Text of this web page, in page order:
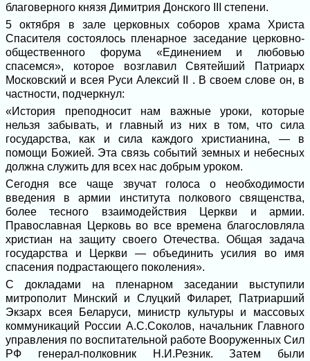
благоверного князя Димитрия Донского III степени.
5 октября в зале церковных соборов храма Христа
Спасителя состоялось пленарное заседание церковно-
общественного форума «Единением и любовью
спасемся», которое возглавил Святейший Патриарх
Московский и всея Руси Алексий II . В своем слове он, в
частности, подчеркнул:
«История преподносит нам важные уроки, которые
нельзя забывать, и главный из них в том, что сила
государства, как и сила каждого христианина, — в
помощи Божией. Эта связь событий земных и небесных
должна служить для всех нас добрым уроком.
Сегодня все чаще звучат голоса о необходимости
введения в армии института полкового священства,
более тесного взаимодействия Церкви и армии.
Православная Церковь во все времена благословляла
христиан на защиту своего Отечества. Общая задача
государства и Церкви — объединить усилия во имя
спасения подрастающего поколения».
С докладами на пленарном заседании выступили
митрополит Минский и Слуцкий Филарет, Патриарший
Экзарх всея Беларуси, министр культуры и массовых
коммуникаций России А.С.Соколов, начальник Главного
управления по воспитательной работе Вооруженных Сил
РФ генерал-полковник Н.И.Резник. Затем были